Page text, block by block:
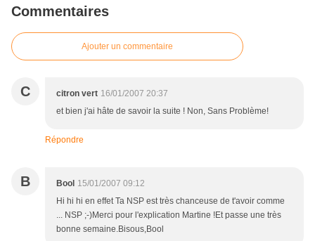
Commentaires
Ajouter un commentaire
C citron vert 16/01/2007 20:37
et bien j'ai hâte de savoir la suite ! Non, Sans Problème!
Répondre
B Bool 15/01/2007 09:12
Hi hi hi en effet Ta NSP est très chanceuse de t'avoir comme
... NSP ;-)Merci pour l'explication Martine !Et passe une très
bonne semaine.Bisous,Bool